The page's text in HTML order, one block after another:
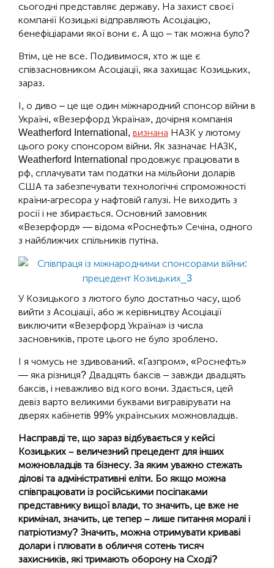
сьогодні представляє державу. На захист своєї
компанії Козицькі відправляють Асоціацію,
бенефіціарами якої вони є. А що – так можна було?
Втім, це не все. Подивимося, хто ж ще є
співзасновником Асоціації, яка захищає Козицьких,
зараз.
І, о диво – це ще один міжнародний спонсор війни в
Україні, «Везерфорд Україна», дочірня компанія
Weatherford International, визнана НАЗК у лютому
цього року спонсором війни. Як зазначає НАЗК,
Weatherford International продовжує працювати в
рф, сплачувати там податки на мільйони доларів
США та забезпечувати технологічні спроможності
країни-агресора у нафтовій галузі. Не виходить з
росії і не збирається. Основний замовник
«Везерфорд» — відома «Роснефть» Сечіна, одного
з найближчих спільників путіна.
У Козицького з лютого було достатньо часу, щоб
вийти з Асоціації, або ж керівництву Асоціації
виключити «Везерфорд Україна» із числа
засновників, проте цього не було зроблено.
І я чомусь не здивований. «Газпром», «Роснефть»
— яка різниця? Двадцять баксів – завжди двадцять
баксів, і неважливо від кого вони. Здається, цей
девіз варто великими буквами вигравірувати на
дверях кабінетів 99% українських можновладців.
Насправді те, що зараз відбувається у кейсі
Козицьких – величезний прецедент для інших
можновладців та бізнесу. За яким уважно стежать
ділові та адміністративні еліти. Бо якщо можна
співпрацювати із російськими посіпаками
представнику вищої влади, то значить, це вже не
кримінал, значить, це тепер – лише питання моралі і
патріотизму? Значить, можна отримувати криваві
долари і плювати в обличчя сотень тисяч
захисників, які тримають оборону на Сході?